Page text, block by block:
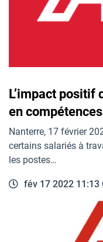
L’impact positif
en
Nanterre, 17 février
certains salariés à
les postes…
fév 17 2022 11:13